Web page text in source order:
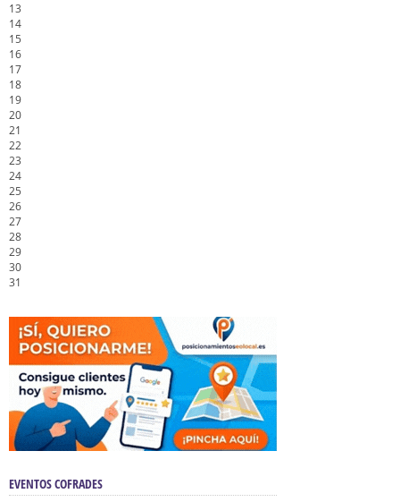
13
14
15
16
17
18
19
20
21
22
23
24
25
26
27
28
29
30
31
EVENTOS COFRADES